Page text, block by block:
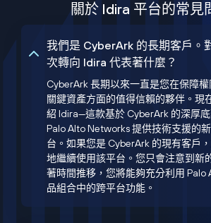
關於 Idira 平台的常見
我們是 CyberArk 的長期客戶。
次轉向 Idira 代表著什麼？
CyberArk 長期以來一直是您在保障
關鍵資產方面的值得信賴的夥伴。現
紹 Idira—這款基於 CyberArk 的深厚
Palo Alto Networks 提供技術支援的
台。如果您是 CyberArk 的現有客戶
地繼續使用該平台。您只會注意到新
著時間推移，您將能夠充分利用 Palo
品組合中的跨平台功能。